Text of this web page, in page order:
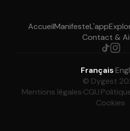
AccueilManifesteL'app
Contact &
Français·
© Dygest
Mentions légales·CGU·
Cookies